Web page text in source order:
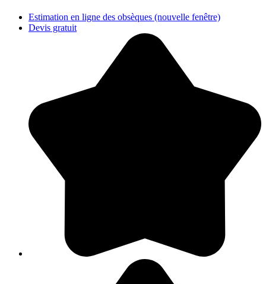
Estimation en ligne des obsèques (nouvelle fenêtre)
Devis gratuit